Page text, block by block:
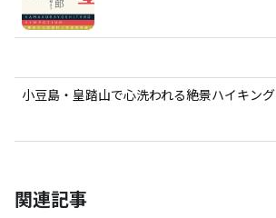
小豆島・皇踏山で心洗われる絶景ハイキング
関連記事